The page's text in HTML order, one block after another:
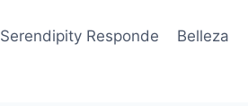
Serendipity Responde Belleza